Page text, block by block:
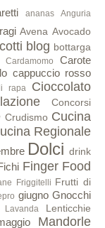
ananas Anguria
Avena Avocado
blog bottarga
Cardamomo Carote
cappuccio rosso
rapa Cioccolato
Concorsi
Crudismo Cucina
Regionale
Dolci drink
Finger Food
Friggitelli Frutti di
giugno Gnocchi
Lavanda Lenticchie
Mandorle